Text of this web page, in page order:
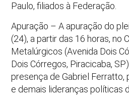
Paulo, filiados à Federação.
Apuração – A apuração do
(24), a partir das 16 horas, no
Metalúrgicos (Avenida Dois
Dois Córregos, Piracicaba,
presença de Gabriel Ferratto,
e demais lideranças políticas